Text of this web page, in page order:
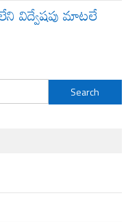
విద్వేషపు మాటలే
Search
for: